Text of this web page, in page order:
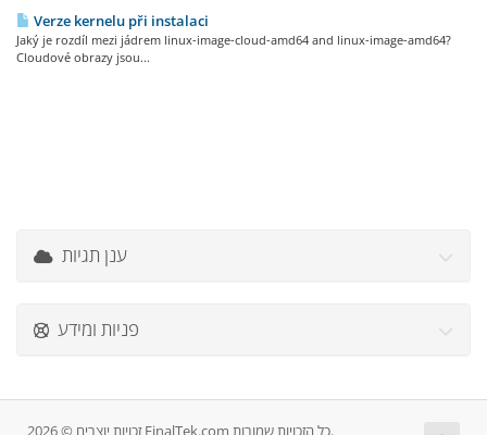
Verze kernelu při instalaci
Jaký je rozdíl mezi jádrem linux-image-cloud-amd64 and linux-image-amd64?
Cloudové obrazy jsou...
ענן תגיות
פניות ומידע
זכויות יוצרים © 2026 FinalTek.com כל הזכויות שמורות.